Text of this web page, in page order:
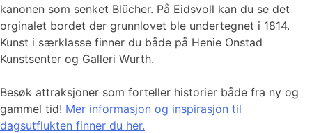
kanonen som senket Blücher. På Eidsvoll kan du se det
orginalet bordet der grunnlovet ble undertegnet i 1814.
Kunst i særklasse finner du både på Henie Onstad
Kunstsenter og Galleri Wurth.
Besøk attraksjoner som forteller historier både fra ny og
gammel tid! Mer informasjon og inspirasjon til
dagsutflukten finner du her.